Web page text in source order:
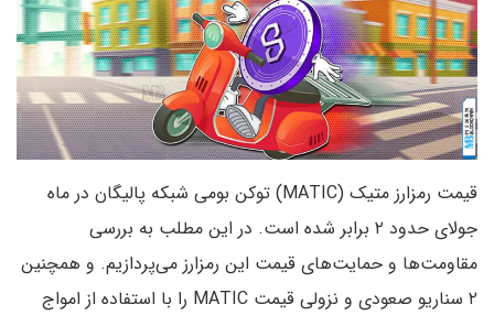
قیمت رمزارز متیک (MATIC) توکن بومی شبکه پالیگان در ماه
جولای حدود ۲ برابر شده است. در این مطلب به بررسی
مقاومت‌ها و حمایت‌های قیمت این رمزارز می‌پردازیم. و همچنین
۲ سناریو صعودی و نزولی قیمت MATIC را با استفاده از امواج